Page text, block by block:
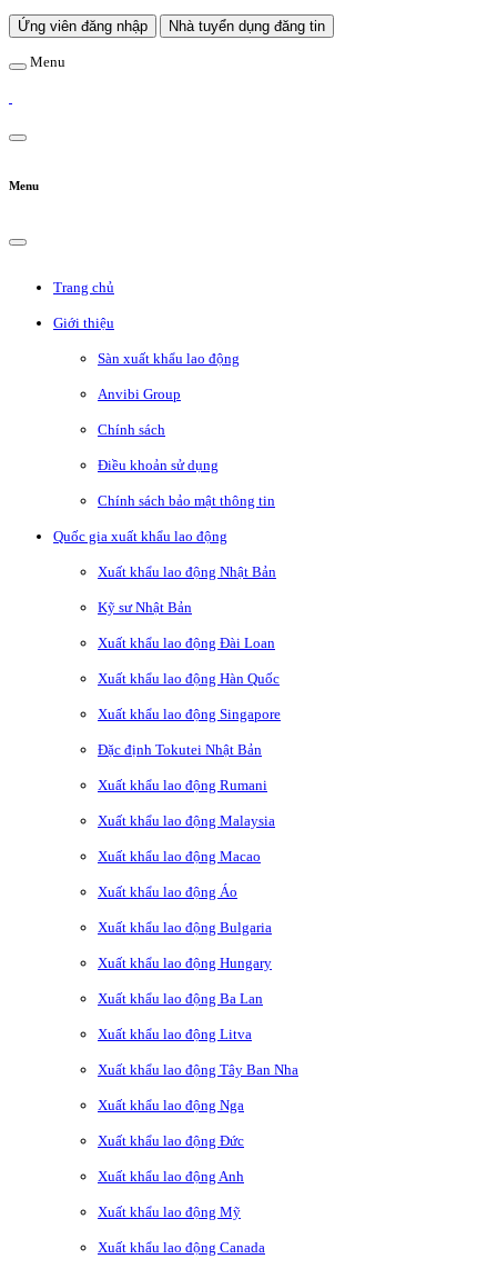
Ứng viên đăng nhập Nhà tuyển dụng đăng tin
Menu
Menu
Trang chủ
Giới thiệu
Sàn xuất khẩu lao động
Anvibi Group
Chính sách
Điều khoản sử dụng
Chính sách bảo mật thông tin
Quốc gia xuất khẩu lao động
Xuất khẩu lao động Nhật Bản
Kỹ sư Nhật Bản
Xuất khẩu lao động Đài Loan
Xuất khẩu lao động Hàn Quốc
Xuất khẩu lao động Singapore
Đặc định Tokutei Nhật Bản
Xuất khẩu lao động Rumani
Xuất khẩu lao động Malaysia
Xuất khẩu lao động Macao
Xuất khẩu lao động Áo
Xuất khẩu lao động Bulgaria
Xuất khẩu lao động Hungary
Xuất khẩu lao động Ba Lan
Xuất khẩu lao động Litva
Xuất khẩu lao động Tây Ban Nha
Xuất khẩu lao động Nga
Xuất khẩu lao động Đức
Xuất khẩu lao động Anh
Xuất khẩu lao động Mỹ
Xuất khẩu lao động Canada